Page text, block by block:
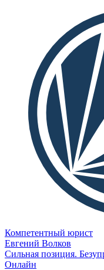
Компетентный юрист
Евгений Волков
Сильная позиция.
Онлайн